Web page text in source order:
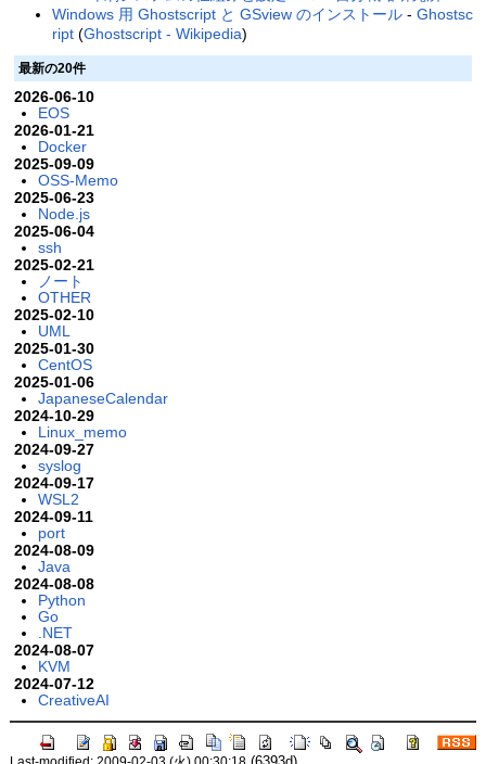
Windows 用 Ghostscript と GSview のインストール -Ghostsc
ript (Ghostscript - Wikipedia)
最新の20件
2026-06-10
EOS
2026-01-21
Docker
2025-09-09
OSS-Memo
2025-06-23
Node.js
2025-06-04
ssh
2025-02-21
ノート
OTHER
2025-02-10
UML
2025-01-30
CentOS
2025-01-06
JapaneseCalendar
2024-10-29
Linux_memo
2024-09-27
syslog
2024-09-17
WSL2
2024-09-11
port
2024-08-09
Java
2024-08-08
Python
Go
.NET
2024-08-07
KVM
2024-07-12
CreativeAI
Last-modified: 2009-02-03 (火) 00:30:18(6393d)